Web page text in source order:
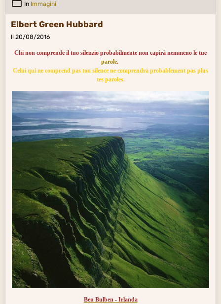
In Immagini
Elbert Green Hubbard
Il 20/08/2016
Chi non comprende il tuo silenzio probabilmente non capirà nemmeno le tue
parole.
Celui qui ne comprend pas ton silence ne comprendra probablement pas plus
tes paroles.
Ben Bulben - Irlanda